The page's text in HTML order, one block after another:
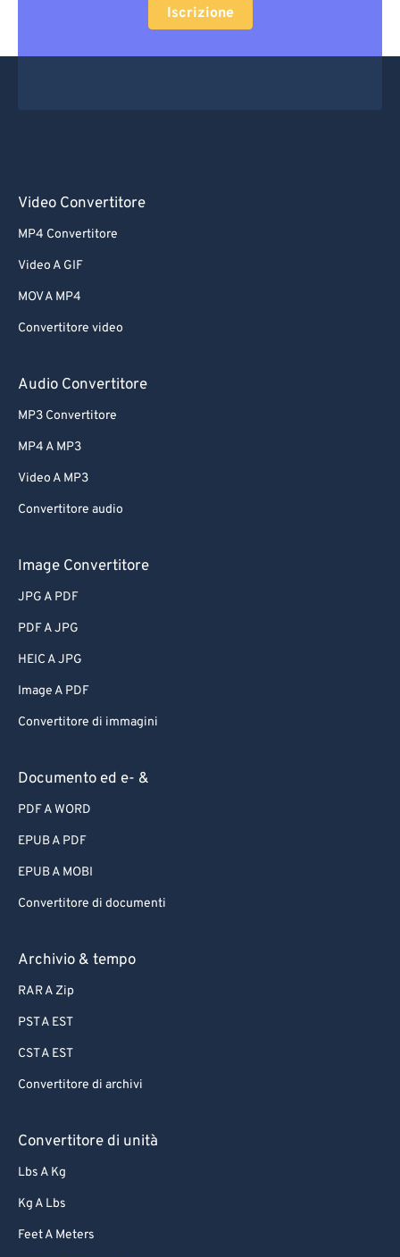
Iscrizione
Video Convertitore
MP4 Convertitore
Video A GIF
MOV A MP4
Convertitore video
Audio Convertitore
MP3 Convertitore
MP4 A MP3
Video A MP3
Convertitore audio
Image Convertitore
JPG A PDF
PDF A JPG
HEIC A JPG
Image A PDF
Convertitore di immagini
Documento ed e- &
PDF A WORD
EPUB A PDF
EPUB A MOBI
Convertitore di documenti
Archivio & tempo
RAR A Zip
PST A EST
CST A EST
Convertitore di archivi
Convertitore di unità
Lbs A Kg
Kg A Lbs
Feet A Meters